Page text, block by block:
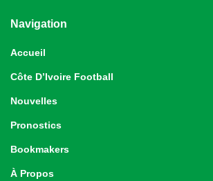
Navigation
Accueil
Côte D’Ivoire Football
Nouvelles
Pronostics
Bookmakers
À Propos